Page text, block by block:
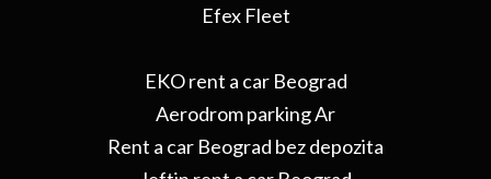
Efex Fleet
EKO rent a car Beograd
Aerodrom parking Ar
Rent a car Beograd bez depozita